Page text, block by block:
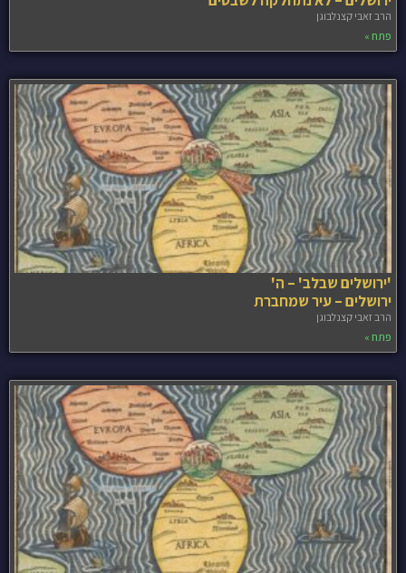
הרב זאבי קצנלבוגן
פתח »
'ירושלים שבלב' – ה'
ירושלים – עיר שמחברת
הרב זאבי קצנלבוגן
פתח »